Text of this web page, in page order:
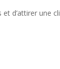
d’attirer une